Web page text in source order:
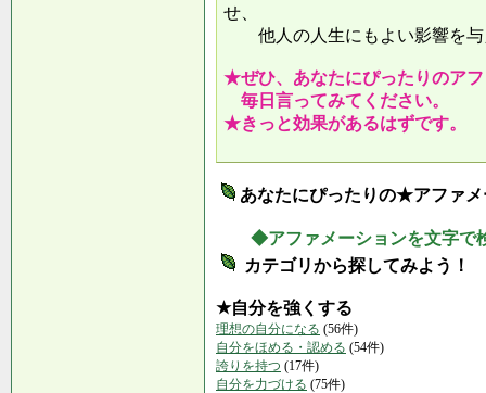
せ、
他人の人生にもよい影響
★ぜひ、あなたにぴったりのア
毎日言ってみてください。
★きっと効果があるはずです。
あなたにぴったりの★アファ
◆アファメーションを文字で
カテゴリから探してみよう！
★自分を強くする
理想の自分になる (56件)
自分をほめる・認める (54件)
誇りを持つ (17件)
自分を力づける (75件)